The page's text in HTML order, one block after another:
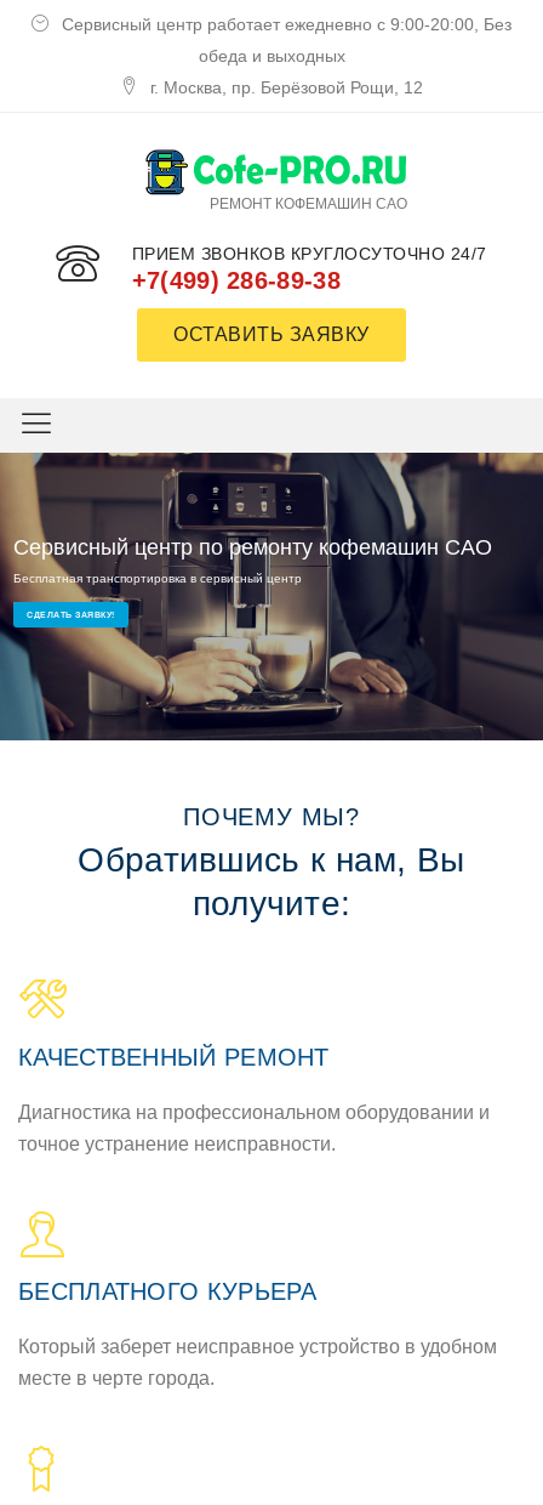
Сервисный центр работает ежедневно с 9:00-20:00, Без
обеда и выходных
г. Москва, пр. Берёзовой Рощи, 12
РЕМОНТ КОФЕМАШИН САО
ПРИЕМ ЗВОНКОВ КРУГЛОСУТОЧНО 24/7
+7(499) 286-89-38
ОСТАВИТЬ ЗАЯВКУ
Сервисный ремонт САО
Опытные мастера и доступные цены
СДЕЛАТЬ ЗАЯВКУ!
ПОЧЕМУ МЫ?
Обратившись к нам, Вы
получите:
КАЧЕСТВЕННЫЙ РЕМОНТ
Диагностика на профессиональном оборудовании и
точное устранение неисправности.
БЕСПЛАТНОГО КУРЬЕРА
Который заберет неисправное устройство в удобном
месте в черте города.